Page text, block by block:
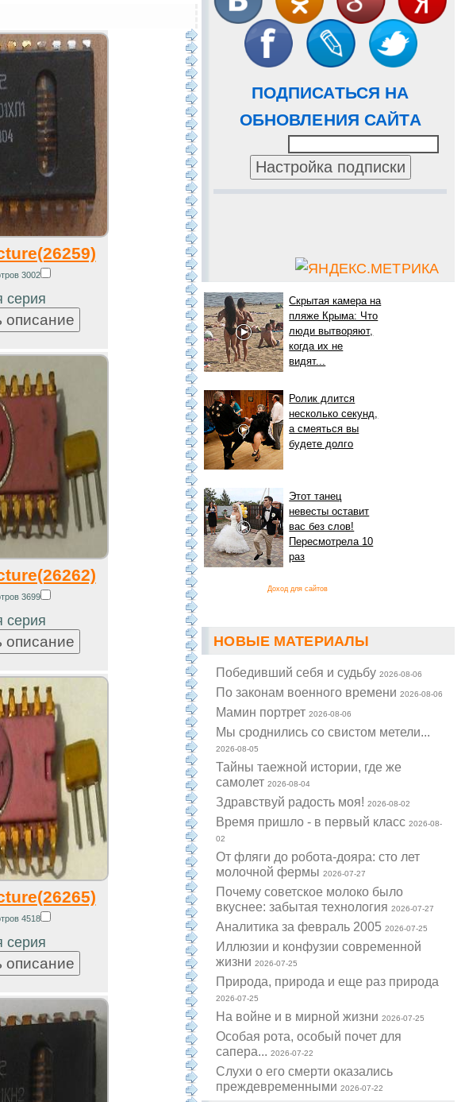
ПОДПИСАТЬСЯ НА
ОБНОВЛЕНИЯ САЙТА
Скрытая камера на
пляже Крыма: Что
люди вытворяют,
когда их не
видят...
Ролик длится
несколько секунд,
а смеяться вы
будете долго
Этот танец
невесты оставит
вас без слов!
Пересмотрела 10
раз
Доход для сайтов
НОВЫЕ МАТЕРИАЛЫ
Победивший себя и судьбу2026-08-06
По законам военного времени2026-08-06
Мамин портрет2026-08-06
Мы сроднились со свистом метели...
2026-08-05
Тайны таежной истории, где же
самолет2026-08-04
Здравствуй радость моя!2026-08-02
Время пришло - в первый класс2026-08-
02
От фляги до робота-дояра: сто лет
молочной фермы2026-07-27
Почему советское молоко было
вкуснее: забытая технология2026-07-27
Аналитика за февраль 20052026-07-25
Иллюзии и конфузии современной
жизни2026-07-25
Природа, природа и еще раз природа
2026-07-25
На войне и в мирной жизни2026-07-25
Особая рота, особый почет для
сапера...2026-07-22
Слухи о его смерти оказались
преждевременными2026-07-22
3002
серия
3699
серия
4518
серия